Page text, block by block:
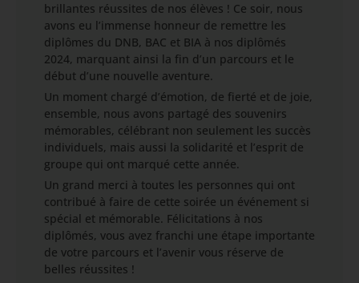
brillantes réussites de nos élèves ! Ce soir, nous
avons eu l’immense honneur de remettre les
diplômes du DNB, BAC et BIA à nos diplômés
2024, marquant ainsi la fin d’un parcours et le
début d’une nouvelle aventure.
Un moment chargé d’émotion, de fierté et de joie,
ensemble, nous avons partagé des souvenirs
mémorables, célébrant non seulement les succès
individuels, mais aussi la solidarité et l’esprit de
groupe qui ont marqué cette année.
Un grand merci à toutes les personnes qui ont
contribué à faire de cette soirée un événement si
spécial et mémorable. Félicitations à nos
diplômés, vous avez franchi une étape importante
de votre parcours et l’avenir vous réserve de
belles réussites !